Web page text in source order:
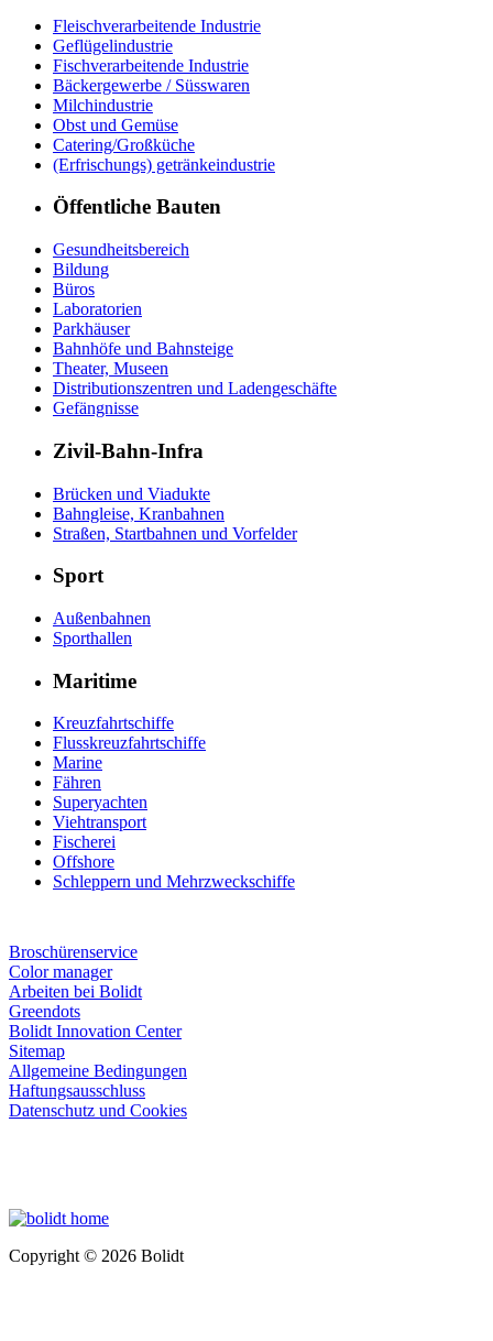
Fleischverarbeitende Industrie
Geflügelindustrie
Fischverarbeitende Industrie
Bäckergewerbe / Süsswaren
Milchindustrie
Obst und Gemüse
Catering/Großküche
(Erfrischungs) getränkeindustrie
Öffentliche Bauten
Gesundheitsbereich
Bildung
Büros
Laboratorien
Parkhäuser
Bahnhöfe und Bahnsteige
Theater, Museen
Distributionszentren und Ladengeschäfte
Gefängnisse
Zivil-Bahn-Infra
Brücken und Viadukte
Bahngleise, Kranbahnen
Straßen, Startbahnen und Vorfelder
Sport
Außenbahnen
Sporthallen
Maritime
Kreuzfahrtschiffe
Flusskreuzfahrtschiffe
Marine
Fähren
Superyachten
Viehtransport
Fischerei
Offshore
Schleppern und Mehrzweckschiffe
Broschürenservice
Color manager
Arbeiten bei Bolidt
Greendots
Bolidt Innovation Center
Sitemap
Allgemeine Bedingungen
Haftungsausschluss
Datenschutz und Cookies
Copyright © 2026 Bolidt